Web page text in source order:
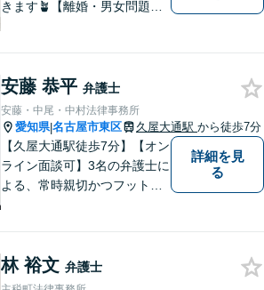
きます🪴【離婚・男女問題】
ご相談ください。明るい未来
に向け一緒に歩んでいきまし
ょう【相続の相談にも対応】
安藤 恭平 弁護士
安藤・中尾・中村法律事務所
愛知県|名古屋市東区 久屋大通駅 から徒歩7分
【久屋大通駅徒歩7分】【オン
ライン面談可】3名の弁護士に
よる、常時親切かつフットワ
隣接士業や不動産会社との緊
密な連携を実現！【初回相談
詳細を見
る
林 裕文 弁護士